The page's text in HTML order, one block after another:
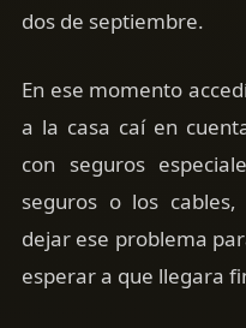
dos de septiembre.
En ese momento
a la casa caí en
con seguros
seguros o los
dejar ese problema
esperar a que llegara